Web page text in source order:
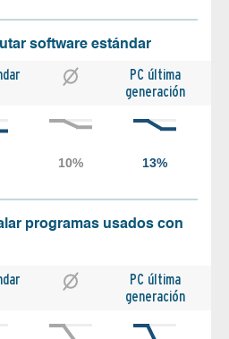
software estándar
PC última
generación
programas usados con
PC última
generación